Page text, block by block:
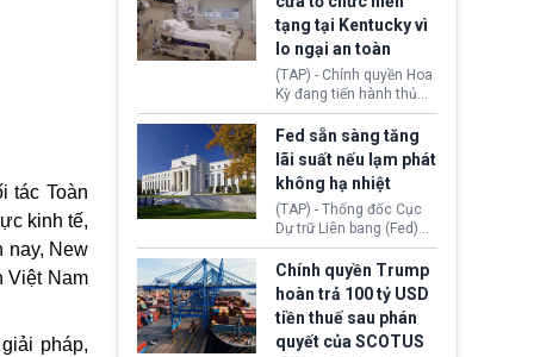
tác Toàn
kinh tế,
nay, New
Việt Nam
pháp,
tiếp tục đối mặt cáo
buộc dùng sức ép tài
chính để đổi lấy sự ủng
chính trị từ Liên đoàn
Bóng đá Jordan. Trước
áp lực dồn dập, FIFA phải
tổ chức cuộc họp khẩn ở
Morocco.
tạng tại Kentucky vì
lo ngại an toàn
(TAP) - Chính quyền Hoa
Kỳ đang tiến hành thủ
tục thu hồi chứng nhận
hoạt động của tổ chức
hiến tạng Network for
Hope (bang Kentucky).
Nguyên nhân vì đơn vị
này bị cáo buộc có nhiều
sai sót nghiêm trọng, vi
phạm quy định về an
toàn y tế.
Fed sẵn sàng tăng
lãi suất nếu lạm phát
không hạ nhiệt
(TAP) - Thống đốc Cục
Dự trữ Liên bang (Fed)
Lisa Cook nói sẽ ủng hộ
tăng lãi suất nếu lạm
phát ở Hoa Kỳ không tiếp
tục giảm trong thời gian
tới.
Chính quyền Trump
hoàn trả 100 tỷ USD
tiền thuế sau phán
quyết của SCOTUS